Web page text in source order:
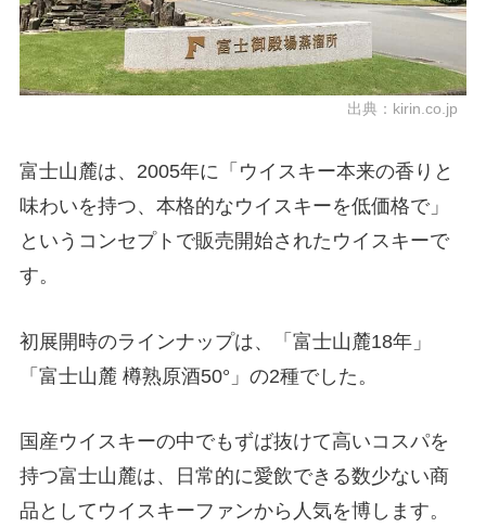
出典： kirin.co.jp
富士山麓は、2005年に「ウイスキー本来の香りと
味わいを持つ、本格的なウイスキーを低価格で」
というコンセプトで販売開始されたウイスキーで
す。
初展開時のラインナップは、「富士山麓18年」
「富士山麓 樽熟原酒50°」の2種でした。
国産ウイスキーの中でもずば抜けて高いコスパを
持つ富士山麓は、日常的に愛飲できる数少ない商
品としてウイスキーファンから人気を博します。